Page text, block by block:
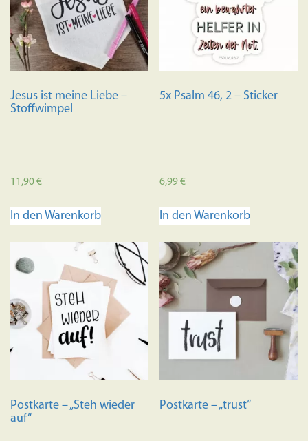
Jesus ist meine Liebe –
Stoffwimpel
11,90€
In den Warenkorb
5x Psalm 46, 2 – Sticker
6,99€
In den Warenkorb
Postkarte – „Steh wieder
auf“
Postkarte – „trust“